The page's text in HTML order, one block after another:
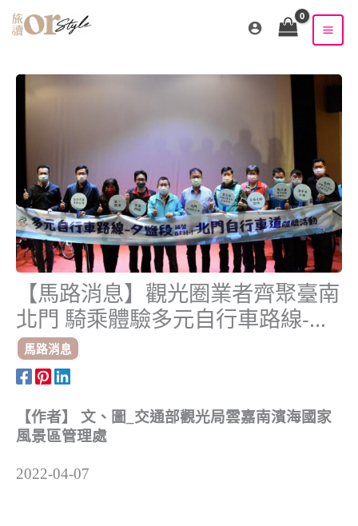
【馬路消息】觀光圈業者齊聚臺南
北門 騎乘體驗多元自行車路線-夕
鹽段
馬路消息
【作者】 文、圖_交通部觀光局雲嘉南濱海國家
風景區管理處
2022-04-07